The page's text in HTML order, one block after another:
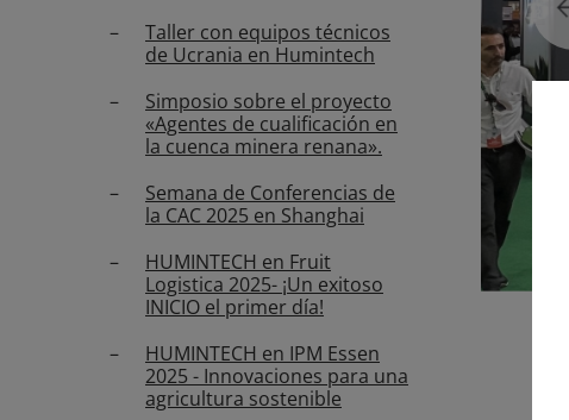
Taller con equipos técnicos
de Ucrania en Humintech
Simposio sobre el proyecto
«Agentes de cualificación en
la cuenca minera renana».
Semana de Conferencias de
la CAC 2025 en Shanghai
HUMINTECH en Fruit
Logistica 2025- ¡Un exitoso
INICIO el primer día!
HUMINTECH en IPM Essen
2025 - Innovaciones para una
agricultura sostenible